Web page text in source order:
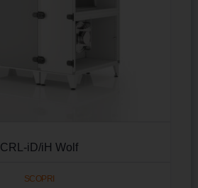
CRL-iD/iH Wolf
SCOPRI